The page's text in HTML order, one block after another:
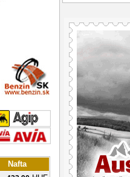
Nafta